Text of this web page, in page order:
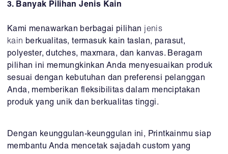
3. Banyak Pilihan Jenis Kain
Kami menawarkan berbagai pilihan
jenis
kain berkualitas, termasuk kain taslan, parasut,
polyester, dutches, maxmara, dan kanvas. Beragam
pilihan ini memungkinkan Anda menyesuaikan produk
sesuai dengan kebutuhan dan preferensi pelanggan
Anda, memberikan fleksibilitas dalam menciptakan
produk yang unik dan berkualitas tinggi.
Dengan keunggulan-keunggulan ini, Printkainmu siap
membantu Anda mencetak sajadah custom yang